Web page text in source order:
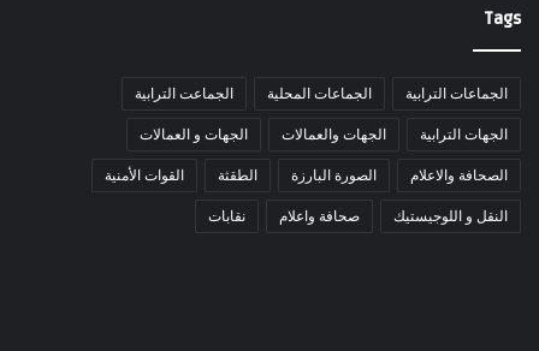
Tags
الجماعات الترابية الجماعات المحلية الجماعت الترابية
الجهات الترابية الجهات والعمالات الجهات و العمالات
الصحافة والاعلام الصورة البارزة الطقثة القوات الأمنية
النقل و اللوجيستيك صحافة واعلام نقابات